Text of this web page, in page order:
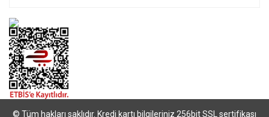
© Tüm hakları saklıdır. Kredi kartı bilgileriniz 256bit SSL sertifikası